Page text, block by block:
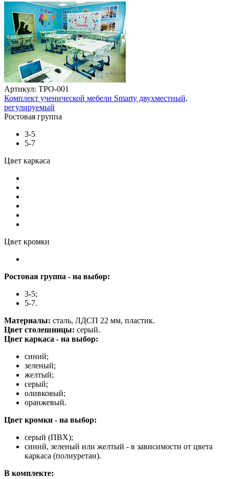
Артикул: ТРО-001
Комплект ученической мебели Smarty двухместный,
регулируемый
Ростовая группа
3-5
5-7
Цвет каркаса
Цвет кромки
Ростовая группа - на выбор:
3-5;
5-7.
Материалы: сталь, ЛДСП 22 мм, пластик.
Цвет столешницы: серый.
Цвет каркаса - на выбор:
синий;
зеленый;
желтый;
серый;
оливковый;
оранжевый.
Цвет кромки - на выбор:
серый (ПВХ);
синий, зеленый или желтый - в зависимости от цвета
каркаса (полиуретан).
В комплекте: